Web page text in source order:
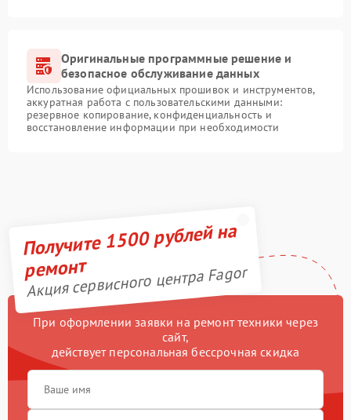
Оригинальные программные решение и
безопасное обслуживание данных
Использование официальных прошивок и инструментов,
аккуратная работа с пользовательскими данными:
резервное копирование, конфиденциальность и
восстановление информации при необходимости
Получите 1500 рублей на
ремонт
Акция сервисного центра Fagor
При оформлении заявки на ремонт техники через
сайт,
действует персональная бессрочная скидка